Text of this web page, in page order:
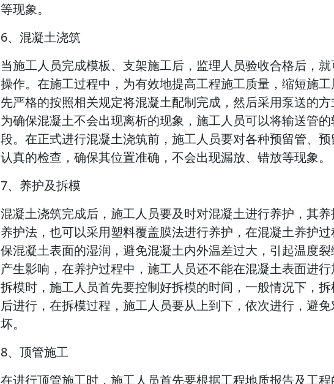
等现象。
6、混凝土浇筑
当施工人员完成模板、支架施工后，监理人员验收合格后，
操作。在施工过程中，为有效地提高工程施工质量，缩短施
先严格的按照相关规定将混凝土配制完成，然后采用泵送的方
为确保混凝土不会出现离析的现象，施工人员可以将输送管
段。在正式进行混凝土浇筑前，施工人员要对各种预留管、
认真的检查，确保其位置准确，不会出现漏放、错放等现象。
7、养护及拆模
混凝土浇筑完成后，施工人员要及时对混凝土进行养护，其
养护法，也可以采用塑料覆盖膜法进行养护，在混凝土养护
保混凝土表面的湿润，避免混凝土内外温差过大，引起温度
产生影响，在养护过程中，施工人员还不能在混凝土表面进
拆模时，施工人员首先要控制好拆模的时间，一般情况下，
后进行，在拆模过程，施工人员要从上到下，依次进行，避
坏。
8、顶管施工
在进行顶管施工时，施工人员首先要根据工程地质报告及工